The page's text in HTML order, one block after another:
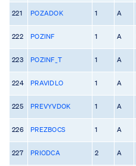
221 POZADOK 1 A
222 POZINF 1 A
223 POZINF_T 1 A
224 PRAVIDLO 1 A
225 PREVYVDOK 1 A
226 PREZBOCS 1 A
227 PRIODCA 2 A